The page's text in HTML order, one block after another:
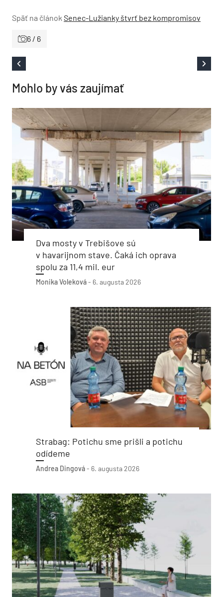
Späť na článok Senec-Lužianky štvrť bez kompromisov
6 / 6
Mohlo by vás zaujímať
Dva mosty v Trebišove sú
v havarijnom stave. Čaká ich oprava
spolu za 11,4 mil. eur
Monika Voleková- 6. augusta 2026
Strabag: Potichu sme prišli a potichu
odídeme
Andrea Dingová- 6. augusta 2026